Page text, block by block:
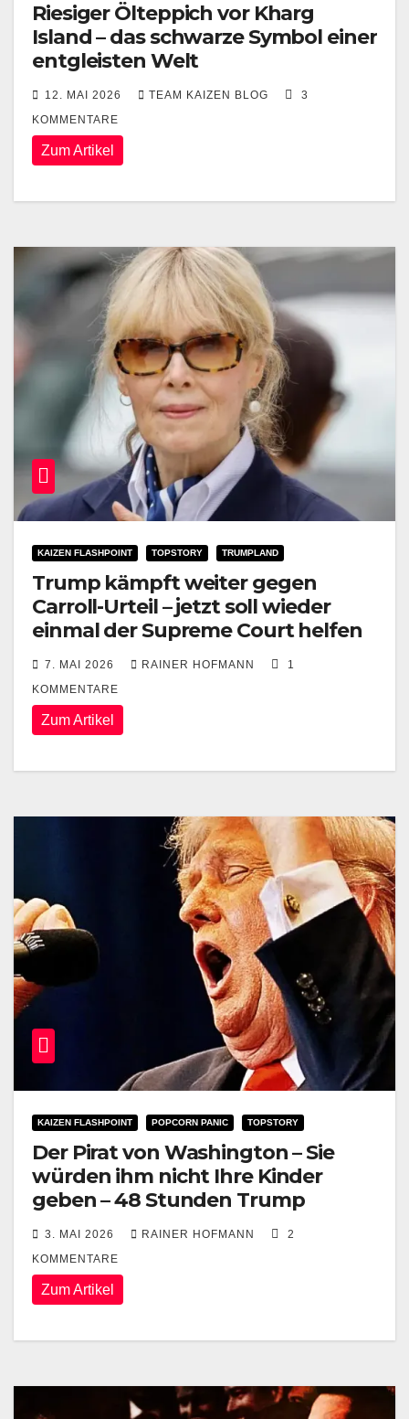
Riesiger Ölteppich vor Kharg
Island – das schwarze Symbol einer
entgleisten Welt
12. MAI 2026 TEAM KAIZEN BLOG
3
KOMMENTARE
Zum Artikel
KAIZEN FLASHPOINT TOPSTORY TRUMPLAND
Trump kämpft weiter gegen
Carroll-Urteil – jetzt soll wieder
einmal der Supreme Court helfen
7. MAI 2026 RAINER HOFMANN
1
KOMMENTARE
Zum Artikel
KAIZEN FLASHPOINT POPCORN PANIC TOPSTORY
Der Pirat von Washington – Sie
würden ihm nicht Ihre Kinder
geben – 48 Stunden Trump
3. MAI 2026 RAINER HOFMANN
2
KOMMENTARE
Zum Artikel